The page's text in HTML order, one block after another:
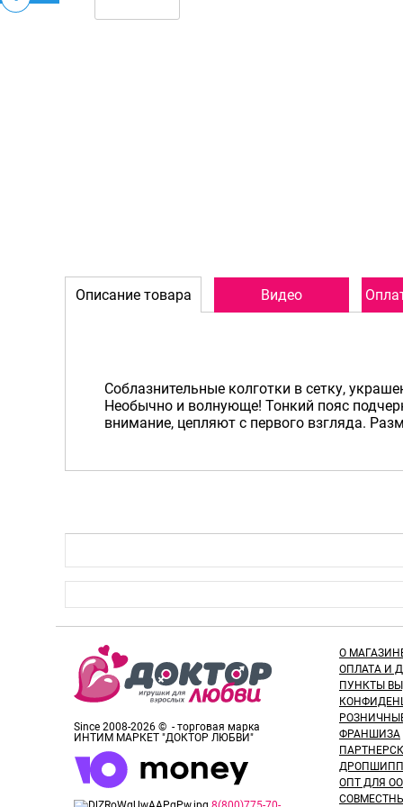
Описание товара Видео
Соблазнительные колготки в сетку,
Необычно и волнующе! Тонкий пояс
внимание, цепляют с первого взгляда.
Since 2008-2026 © - торговая марка
ИНТИМ МАРКЕТ "ДОКТОР ЛЮБВИ"
О
ОПЛАТА И
ПУНКТЫ
ФРАНШИЗА
ОПТ ДЛЯ